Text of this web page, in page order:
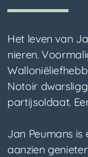
Het leven van
nieren.
Notoir
partijsoldaat.
Jan Peumans is
aanzien